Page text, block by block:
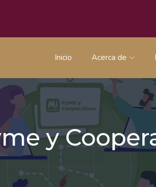
Inicio Acerca de
y